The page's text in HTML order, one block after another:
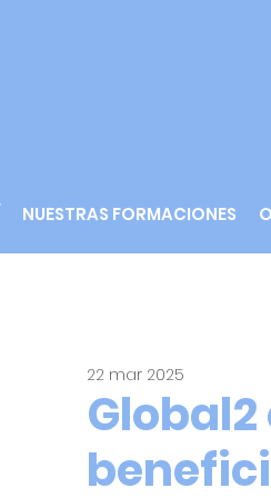
NUESTRAS FORMACIONES
22 mar 2025